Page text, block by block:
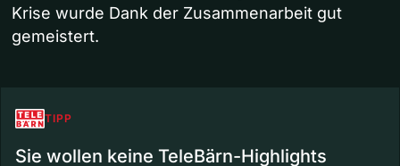
Krise wurde Dank der Zusammenarbeit gut
gemeistert.
TIPP
Sie wollen keine TeleBärn-Highlights